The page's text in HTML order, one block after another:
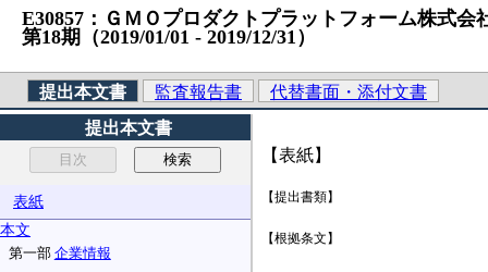
E30857：ＧＭＯプロダクトプラットフォーム株式
第18期（2019/01/01 ‐ 2019/12/31）
提出本文書 監査報告書
代替書面・添付文書
提出本文書